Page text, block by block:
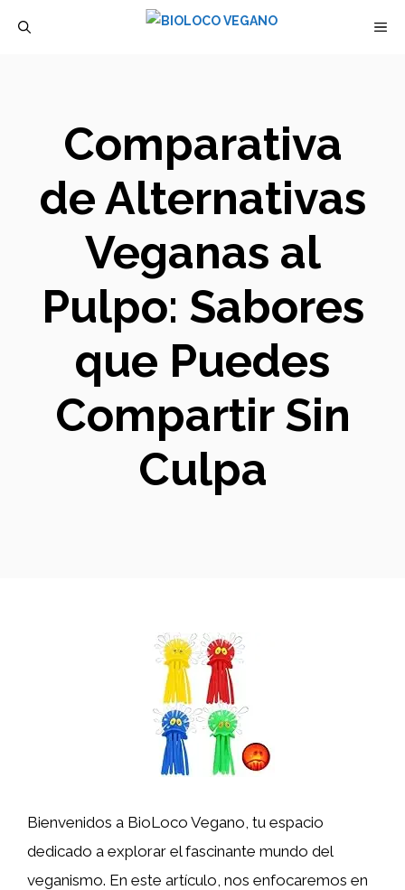
Comparativa
de Alternativas
Veganas al
Pulpo: Sabores
que Puedes
Compartir Sin
Culpa
Bienvenidos a BioLoco Vegano, tu espacio
dedicado a explorar el fascinante mundo del
veganismo. En este artículo, nos enfocaremos en